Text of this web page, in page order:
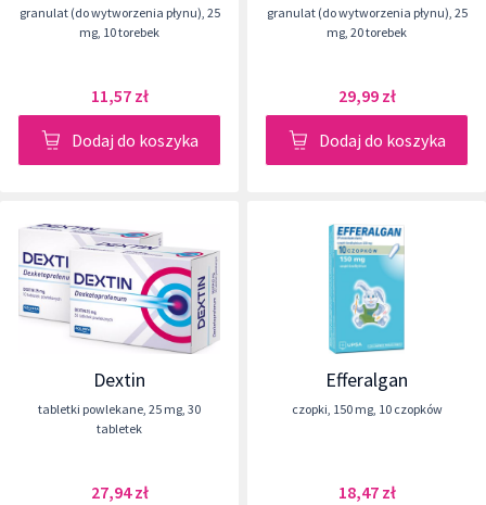
granulat (do wytworzenia płynu), 25
mg, 10 torebek
11,57 zł
Dodaj do koszyka
granulat (do wytworzenia płynu), 25
mg, 20 torebek
29,99 zł
Dodaj do koszyka
Dextin
tabletki powlekane, 25 mg, 30
tabletek
27,94 zł
Efferalgan
czopki, 150 mg, 10 czopków
18,47 zł